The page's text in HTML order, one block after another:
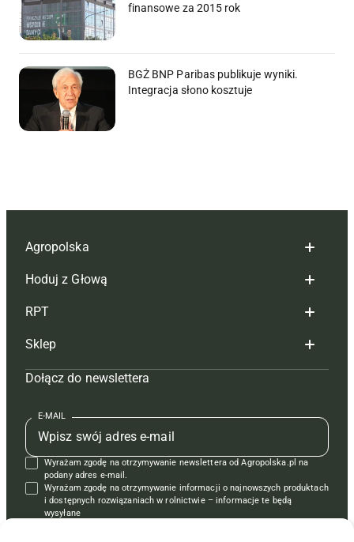
finansowe za 2015 rok
BGŻ BNP Paribas publikuje wyniki.
Integracja słono kosztuje
Agropolska
Redakcja
Reklama
Tagi
Mapa serwisu
Kontakt
Regulamin
Polityka prywatności
Hoduj z Głową
Hoduj z głową bydło
Hoduj z głową świnie
Prenumerata
Redakcja
Kontakt
Reklama
RPT
Redakcja
Prenumerata
Reklama
Kontakt
Krzyżówki
Sklep
Czasopisma i prenumerata
Książki
Regulamin
Dołącz do newslettera
E-MAIL
Wyrażam zgodę na otrzymywanie newslettera od Agropolska.pl na
podany adres e-mail.
Wyrażam zgodę na otrzymywanie informacji o najnowszych produktach
i dostępnych rozwiązaniach w rolnictwie – informacje te będą
wysyłane